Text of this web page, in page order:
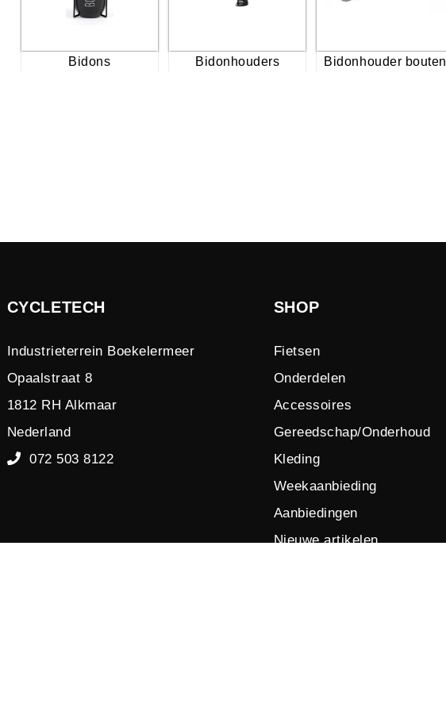
Bidons Bidonhouders Bidonhouder bouten
CYCLETECH
Industrieterrein Boekelermeer
Opaalstraat 8
1812 RH Alkmaar
Nederland
072 503 8122
SHOP
Fietsen
Onderdelen
Accessoires
Gereedschap/Onderhoud
Kleding
Weekaanbieding
Aanbiedingen
Nieuwe artikelen